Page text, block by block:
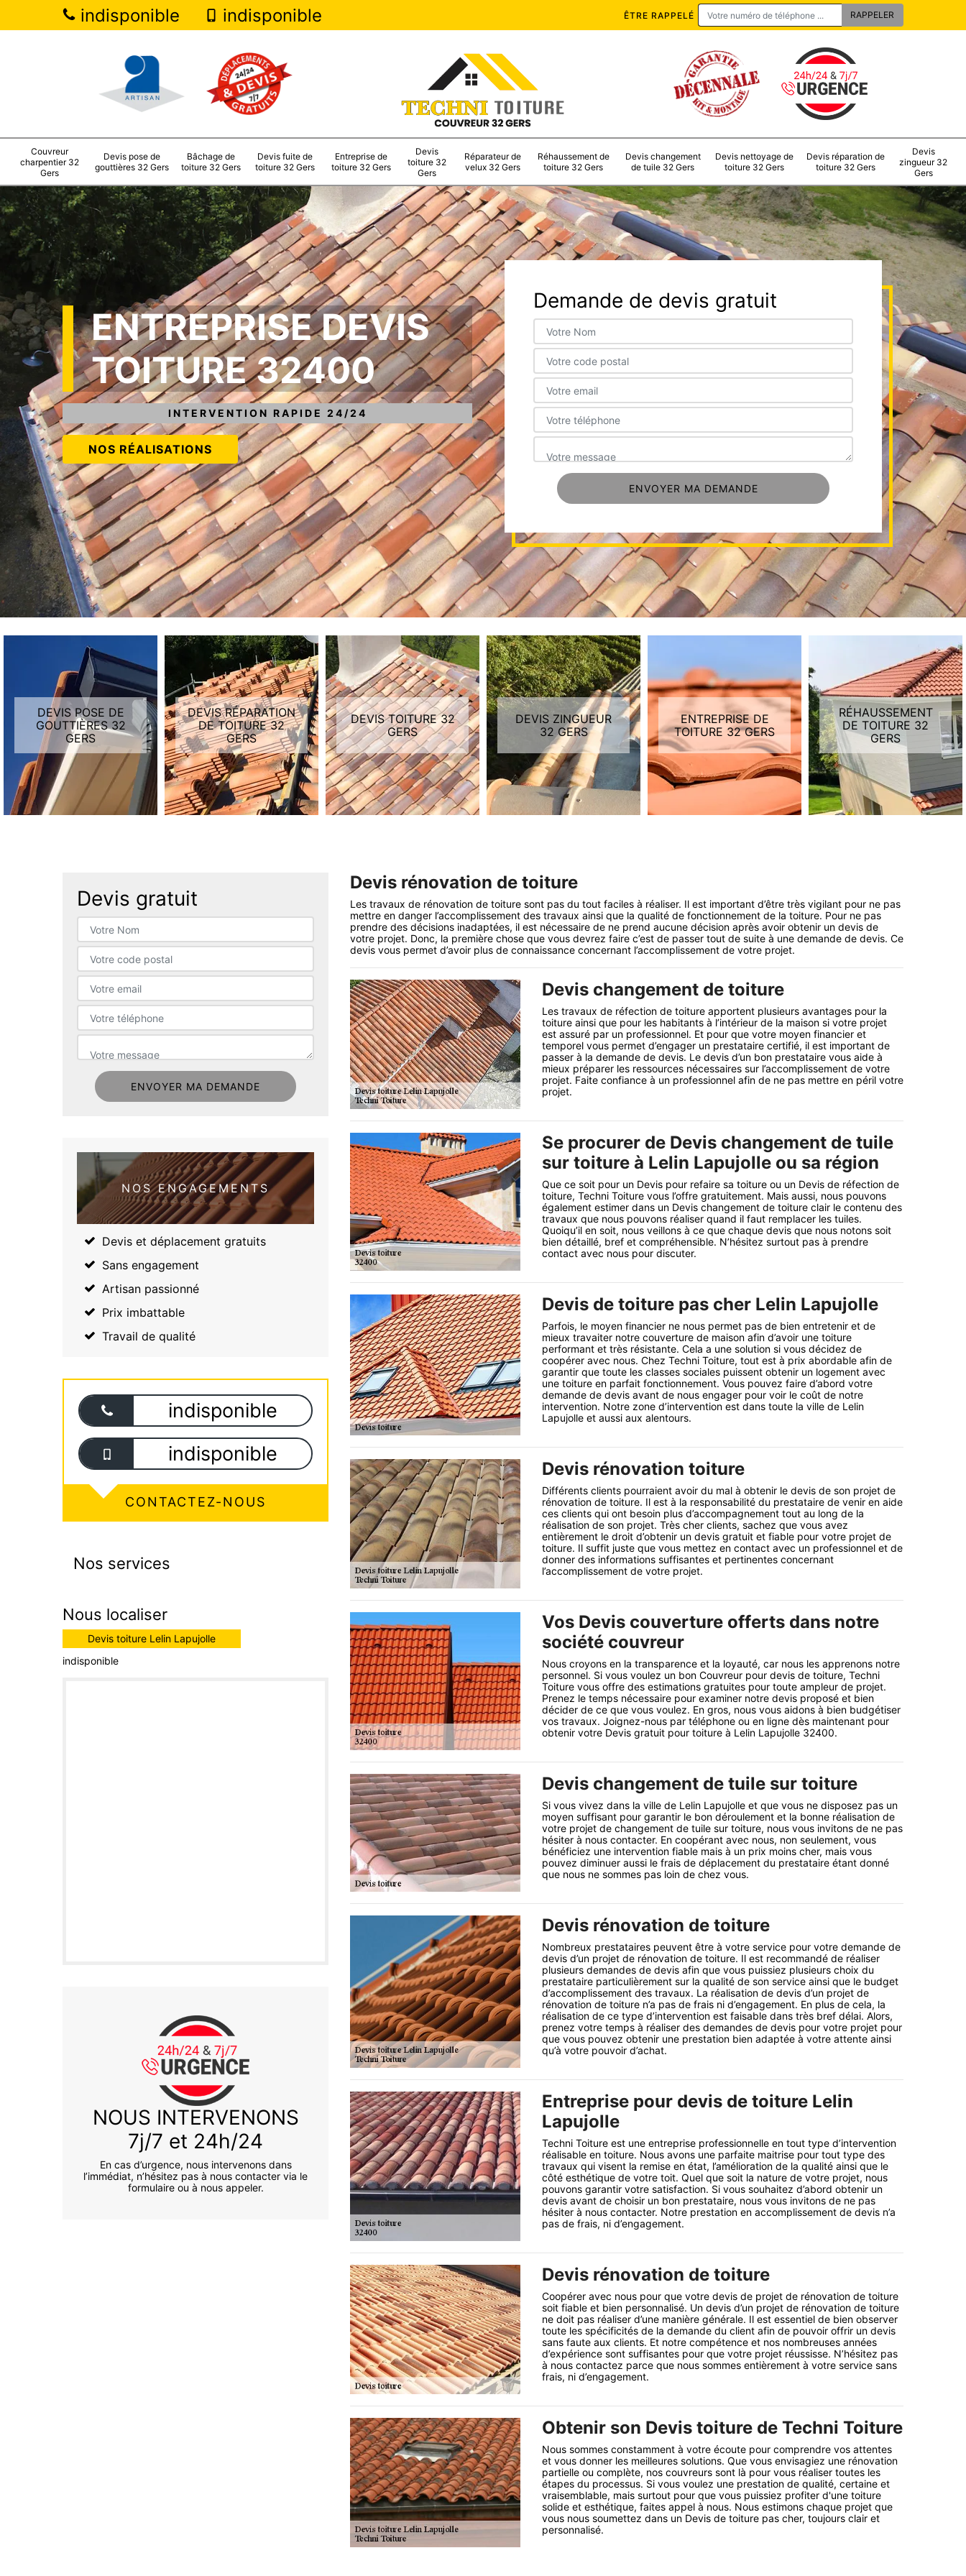
indisponible indisponible ÊTRE RAPPELÉ
Couvreur
charpentier 32
Gers
Devis pose de
gouttières 32 Gers
Bâchage de
toiture 32 Gers
Devis fuite de
toiture 32 Gers
Entreprise de
toiture 32 Gers
Devis
toiture 32
Gers
Réparateur de
velux 32 Gers
Réhaussement de
toiture 32 Gers
Devis changement
de tuile 32 Gers
Devis nettoyage de
toiture 32 Gers
Devis réparation de
toiture 32 Gers
Devis
zingueur 32
Gers
ENTREPRISE DEVIS
TOITURE 32400
INTERVENTION RAPIDE 24/24
NOS RÉALISATIONS
Demande de devis gratuit
DEVIS POSE DE
GOUTTIÈRES 32
GERS
DEVIS RÉPARATION
DE TOITURE 32
GERS
DEVIS TOITURE 32
GERS
DEVIS ZINGUEUR
32 GERS
ENTREPRISE DE
TOITURE 32 GERS
RÉHAUSSEMENT
DE TOITURE 32
GERS
Devis gratuit
NOS ENGAGEMENTS
Devis et déplacement gratuits
Sans engagement
Artisan passionné
Prix imbattable
Travail de qualité
indisponible
indisponible
CONTACTEZ-NOUS
Nos services
Nous localiser
Devis toiture Lelin Lapujolle
indisponible
NOUS INTERVENONS
7j/7 et 24h/24
En cas d’urgence, nous intervenons dans
l’immédiat, n’hésitez pas à nous contacter via le
formulaire ou à nous appeler.
Devis rénovation de toiture
Les travaux de rénovation de toiture sont pas du tout faciles à réaliser. Il est important d’être très vigilant pour ne pas
mettre en danger l’accomplissement des travaux ainsi que la qualité de fonctionnement de la toiture. Pour ne pas
prendre des décisions inadaptées, il est nécessaire de ne prend aucune décision après avoir obtenir un devis de
votre projet. Donc, la première chose que vous devrez faire c’est de passer tout de suite à une demande de devis. Ce
devis vous permet d’avoir plus de connaissance concernant l’accomplissement de votre projet.
Devis changement de toiture
Les travaux de réfection de toiture apportent plusieurs avantages pour la
toiture ainsi que pour les habitants à l’intérieur de la maison si votre projet
est assuré par un professionnel. Et pour que votre moyen financier et
temporel vous permet d’engager un prestataire certifié, il est important de
passer à la demande de devis. Le devis d’un bon prestataire vous aide à
mieux préparer les ressources nécessaires sur l’accomplissement de votre
projet. Faite confiance à un professionnel afin de ne pas mettre en péril votre
projet.
Se procurer de Devis changement de tuile
sur toiture à Lelin Lapujolle ou sa région
Que ce soit pour un Devis pour refaire sa toiture ou un Devis de réfection de
toiture, Techni Toiture vous l’offre gratuitement. Mais aussi, nous pouvons
également estimer dans un Devis changement de toiture clair le contenu des
travaux que nous pouvons réaliser quand il faut remplacer les tuiles.
Quoiqu’il en soit, nous veillons à ce que chaque devis que nous notons soit
bien détaillé, bref et compréhensible. N’hésitez surtout pas à prendre
contact avec nous pour discuter.
Devis de toiture pas cher Lelin Lapujolle
Parfois, le moyen financier ne nous permet pas de bien entretenir et de
mieux travaiter notre couverture de maison afin d’avoir une toiture
performant et très résistante. Cela a une solution si vous décidez de
coopérer avec nous. Chez Techni Toiture, tout est à prix abordable afin de
garantir que toute les classes sociales puissent obtenir un logement avec
une toiture en parfait fonctionnement. Vous pouvez faire d’abord votre
demande de devis avant de nous engager pour voir le coût de notre
intervention. Notre zone d’intervention est dans toute la ville de Lelin
Lapujolle et aussi aux alentours.
Devis rénovation toiture
Différents clients pourraient avoir du mal à obtenir le devis de son projet de
rénovation de toiture. Il est à la responsabilité du prestataire de venir en aide
ces clients qui ont besoin plus d’accompagnement tout au long de la
réalisation de son projet. Très cher clients, sachez que vous avez
entièrement le droit d’obtenir un devis gratuit et fiable pour votre projet de
toiture. Il suffit juste que vous mettez en contact avec un professionnel et de
donner des informations suffisantes et pertinentes concernant
l’accomplissement de votre projet.
Vos Devis couverture offerts dans notre
société couvreur
Nous croyons en la transparence et la loyauté, car nous les apprenons notre
personnel. Si vous voulez un bon Couvreur pour devis de toiture, Techni
Toiture vous offre des estimations gratuites pour toute ampleur de projet.
Prenez le temps nécessaire pour examiner notre devis proposé et bien
décider de ce que vous voulez. En gros, nous vous aidons à bien budgétiser
vos travaux. Joignez-nous par téléphone ou en ligne dès maintenant pour
obtenir votre Devis gratuit pour toiture à Lelin Lapujolle 32400.
Devis changement de tuile sur toiture
Si vous vivez dans la ville de Lelin Lapujolle et que vous ne disposez pas un
moyen suffisant pour garantir le bon déroulement et la bonne réalisation de
votre projet de changement de tuile sur toiture, nous vous invitons de ne pas
hésiter à nous contacter. En coopérant avec nous, non seulement, vous
bénéficiez une intervention fiable mais à un prix moins cher, mais vous
pouvez diminuer aussi le frais de déplacement du prestataire étant donné
que nous ne sommes pas loin de chez vous.
Devis rénovation de toiture
Nombreux prestataires peuvent être à votre service pour votre demande de
devis d’un projet de rénovation de toiture. Il est recommandé de réaliser
plusieurs demandes de devis afin que vous puissiez plusieurs choix du
prestataire particulièrement sur la qualité de son service ainsi que le budget
d’accomplissement des travaux. La réalisation de devis d’un projet de
rénovation de toiture n’a pas de frais ni d’engagement. En plus de cela, la
réalisation de ce type d’intervention est faisable dans très bref délai. Alors,
prenez votre temps à réaliser des demandes de devis pour votre projet pour
que vous pouvez obtenir une prestation bien adaptée à votre attente ainsi
qu’à votre pouvoir d’achat.
Entreprise pour devis de toiture Lelin
Lapujolle
Techni Toiture est une entreprise professionnelle en tout type d’intervention
réalisable en toiture. Nous avons une parfaite maitrise pour tout type des
travaux qui visent la remise en état, l’amélioration de la qualité ainsi que le
côté esthétique de votre toit. Quel que soit la nature de votre projet, nous
pouvons garantir votre satisfaction. Si vous souhaitez d’abord obtenir un
devis avant de choisir un bon prestataire, nous vous invitons de ne pas
hésiter à nous contacter. Notre prestation en accomplissement de devis n’a
pas de frais, ni d’engagement.
Devis rénovation de toiture
Coopérer avec nous pour que votre devis de projet de rénovation de toiture
soit fiable et bien personnalisé. Un devis d’un projet de rénovation de toiture
ne doit pas réaliser d’une manière générale. Il est essentiel de bien observer
toute les spécificités de la demande du client afin de pouvoir offrir un devis
sans faute aux clients. Et notre compétence et nos nombreuses années
d’expérience sont suffisantes pour que votre projet réussisse. N’hésitez pas
à nous contactez parce que nous sommes entièrement à votre service sans
frais, ni d’engagement.
Obtenir son Devis toiture de Techni Toiture
Nous sommes constamment à votre écoute pour comprendre vos attentes
et vous donner les meilleures solutions. Que vous envisagiez une rénovation
partielle ou complète, nos couvreurs sont là pour vous réaliser toutes les
étapes du processus. Si vous voulez une prestation de qualité, certaine et
vraisemblable, mais surtout pour que vous puissiez profiter d'une toiture
solide et esthétique, faites appel à nous. Nous estimons chaque projet que
vous nous soumettez dans un Devis de toiture pas cher, toujours clair et
personnalisé.